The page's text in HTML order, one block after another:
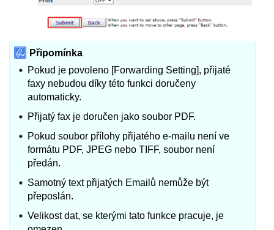
Připomínka
Pokud je povoleno [Forwarding Setting], přijaté
faxy nebudou díky této funkci doručeny
automaticky.
Přijatý fax je doručen jako soubor PDF.
Pokud soubor přílohy přijatého e-mailu není ve
formátu PDF, JPEG nebo TIFF, soubor není
předán.
Samotný text přijatých Emailů nemůže být
přeposlán.
Velikost dat, se kterými tato funkce pracuje, je